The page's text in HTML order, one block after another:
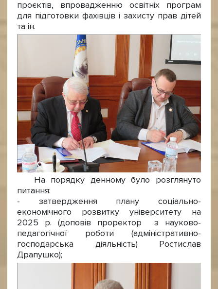
проєктів, впровадженню освітніх програм
для підготовки фахівців і захисту прав дітей
та ін.
На порядку денному було розглянуто
питання:
- затвердження плану соціально-
економічного розвитку університету на
2025 р. (доповів проректор з науково-
педагогічної роботи (адміністративно-
господарська діяльність) Ростислав
Драпушко);